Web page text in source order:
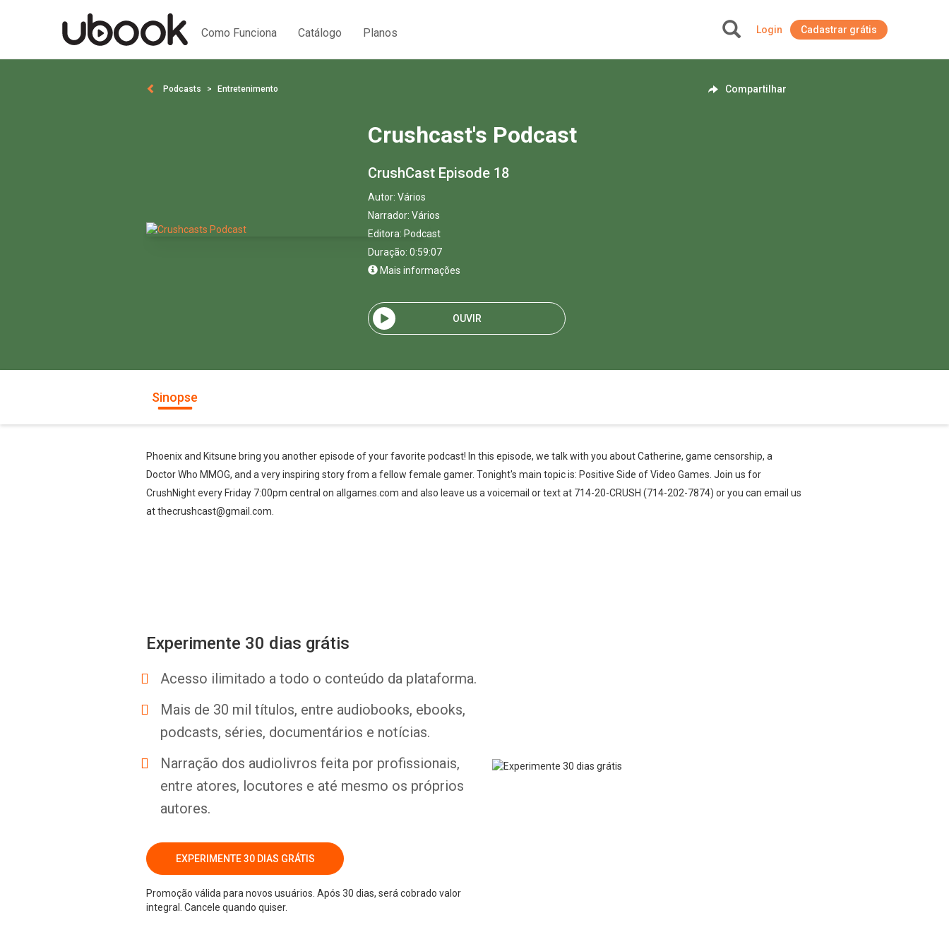
Como Funciona Catálogo Planos Login Cadastrar grátis
Podcasts Entretenimento Compartilhar
Crushcast's Podcast
CrushCast Episode 18
Autor: Vários
Narrador: Vários
Editora: Podcast
Duração: 0:59:07
Mais informações
OUVIR
Sinopse
Phoenix and Kitsune bring you another episode of your favorite podcast! In this episode, we talk with you about Catherine, game censorship, a
Doctor Who MMOG, and a very inspiring story from a fellow female gamer. Tonight's main topic is: Positive Side of Video Games. Join us for
CrushNight every Friday 7:00pm central on allgames.com and also leave us a voicemail or text at 714-20-CRUSH (714-202-7874) or you can email us
at thecrushcast@gmail.com.
Experimente 30 dias grátis
Acesso ilimitado a todo o conteúdo da plataforma.
Mais de 30 mil títulos, entre audiobooks, ebooks,
podcasts, séries, documentários e notícias.
Narração dos audiolivros feita por profissionais,
entre atores, locutores e até mesmo os próprios
autores.
EXPERIMENTE 30 DIAS GRÁTIS
Promoção válida para novos usuários. Após 30 dias, será cobrado valor
integral. Cancele quando quiser.
Whatsapp